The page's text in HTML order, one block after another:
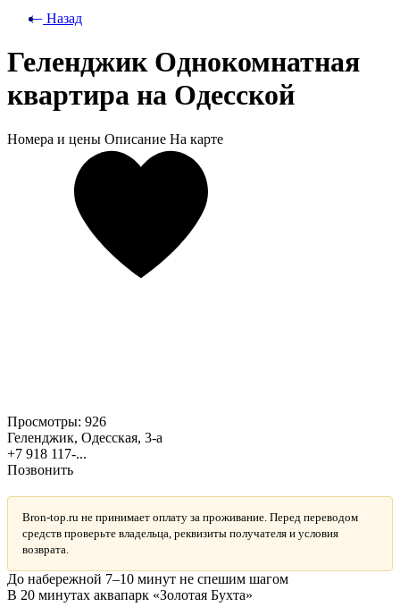
⃪ Назад
Геленджик Однокомнатная
квартира на Одесской
Номера и цены Описание На карте
Просмотры: 926
Геленджик, Одесская, 3-а
+7 918 117-...
Позвонить
Bron-top.ru не принимает оплату за проживание. Перед переводом
средств проверьте владельца, реквизиты получателя и условия
возврата.
До набережной 7–10 минут не спешим шагом
В 20 минутах аквапарк «Золотая Бухта»